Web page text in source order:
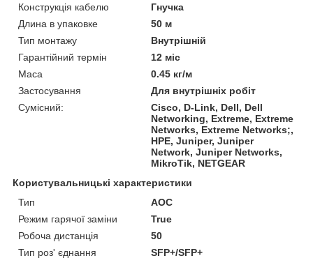
Конструкція кабелю
Гнучка
Длина в упаковке
50 м
Тип монтажу
Внутрішній
Гарантійний термін
12 міс
Маса
0.45 кг/м
Застосування
Для внутрішніх робіт
Сумісний:
Cisco, D-Link, Dell, Dell
Networking, Extreme, Extreme
Networks, Extreme Networks;,
HPE, Juniper, Juniper
Network, Juniper Networks,
MikroTik, NETGEAR
Користувальницькі характеристики
Тип
AOC
Режим гарячої заміни
True
Робоча дистанція
50
Тип роз' єднання
SFP+/SFP+